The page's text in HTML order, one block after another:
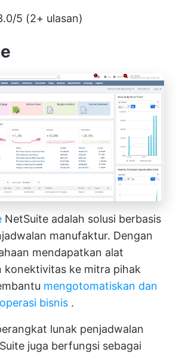
5 (2+ ulasan)
NetSuite adalah solusi berbasis
manufaktur. Dengan
mendapatkan alat
konektivitas ke mitra pihak
mengotomatiskan dan
bisnis .
lunak penjadwalan
juga berfungsi sebagai